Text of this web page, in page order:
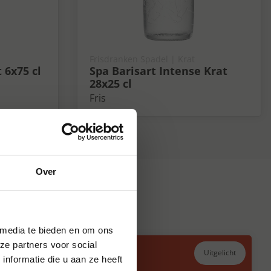
Over
te bieden en om ons
partners voor social
die u aan ze heeft
cl
Spa Barisart Intense Krat
28x25 cl
Fris
Uitgelicht